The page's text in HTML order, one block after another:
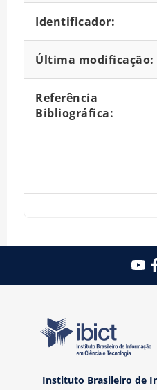
Identificador:
Última modificação:
Referência
Bibliográfica:
Instituto Brasileiro de